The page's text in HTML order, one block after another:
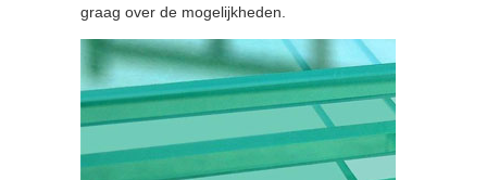
graag over de mogelijkheden.